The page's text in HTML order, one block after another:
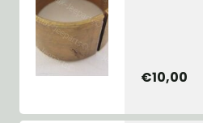
€10,00